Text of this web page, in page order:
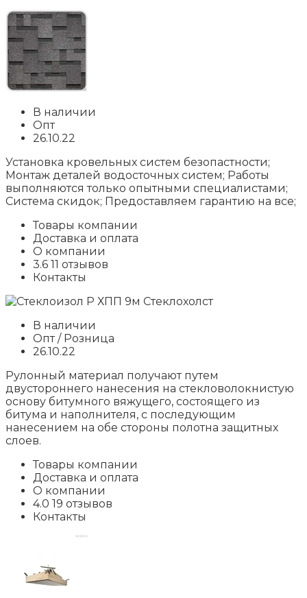
В наличии
Опт
26.10.22
Установка кровельных систем безопастности;
Монтаж деталей водосточных систем; Работы
выполняются только опытными специалистами;
Система скидок; Предоставляем гарантию на все;
Товары компании
Доставка и оплата
О компании
3.6 11 отзывов
Контакты
В наличии
Опт / Розница
26.10.22
Рулонный материал получают путем
двустороннего нанесения на стекловолокнистую
основу битумного вяжущего, состоящего из
битума и наполнителя, с последующим
нанесением на обе стороны полотна защитных
слоев.
Товары компании
Доставка и оплата
О компании
4.0 19 отзывов
Контакты